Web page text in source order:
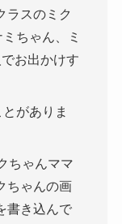
ラスのミク
ちゃん、ミ
お出かけす
がありま
ちゃんママ
ちゃんの画
書き込んで